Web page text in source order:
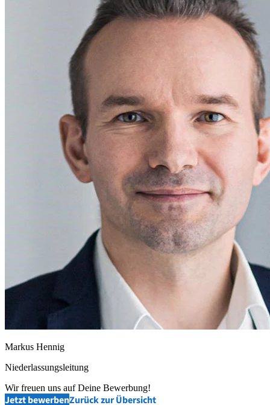
Markus Hennig
Niederlassungsleitung
Wir freuen uns auf Deine Bewerbung!
Jetzt bewerbenZurück zur Übersicht